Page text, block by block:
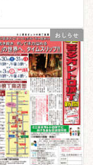
おしらせ